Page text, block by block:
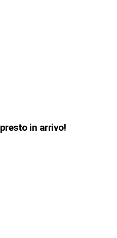
in arrivo!